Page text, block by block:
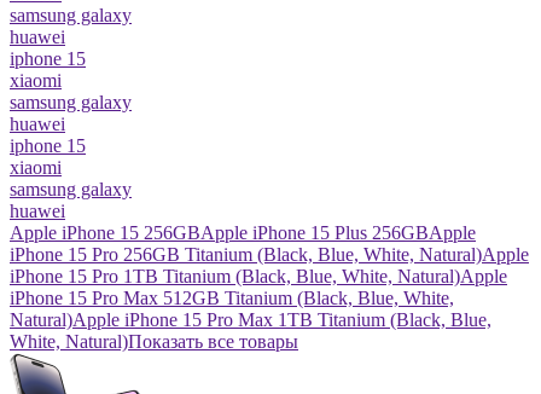
samsung galaxy
huawei
iphone 15
xiaomi
samsung galaxy
huawei
iphone 15
xiaomi
samsung galaxy
huawei
Apple iPhone 15 256GBApple iPhone 15 Plus 256GBApple
iPhone 15 Pro 256GB Titanium (Black, Blue, White, Natural)Apple
iPhone 15 Pro 1TB Titanium (Black, Blue, White, Natural)Apple
iPhone 15 Pro Max 512GB Titanium (Black, Blue, White,
Natural)Apple iPhone 15 Pro Max 1TB Titanium (Black, Blue,
White, Natural)Показать все товары